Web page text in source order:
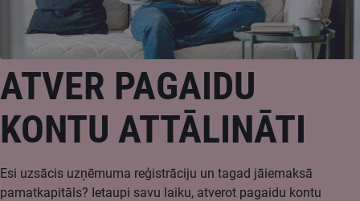
ATVER PAGAIDU
KONTU ATTĀLINĀTI
Esi uzsācis uzņēmuma reģistrāciju un tagad jāiemaksā
pamatkapitāls? Ietaupi savu laiku, atverot pagaidu kontu